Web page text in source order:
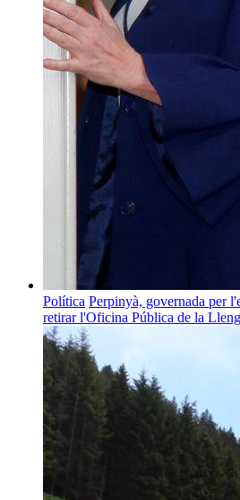
Política Perpinyà, governada per
retirar l'Oficina Pública de la